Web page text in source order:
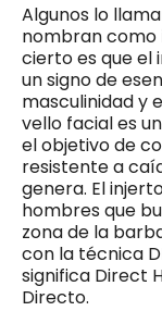
Algunos lo
nombran como
cierto es que el
un signo de
masculinidad y
vello facial es
el objetivo de
resistente a
genera. El
hombres que
zona de la
con la técnica
significa Direct
Directo.